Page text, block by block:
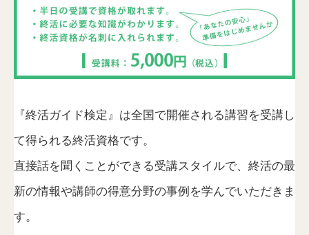
『終活ガイド検定』は全国で開催される講習を受講し
て得られる終活資格です。
直接話を聞くことができる受講スタイルで、終活の最
新の情報や講師の得意分野の事例を学んでいただきま
す。